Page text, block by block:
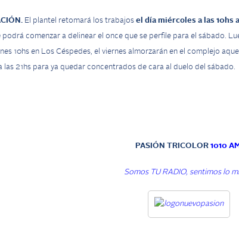
El plantel retomará los trabajosel día miércoles a las 10hs
podrá comenzar a delinear el once que se perfile para el sábado.
10hs en Los Céspedes, el viernes almorzarán en el complejo
las 21hs para ya quedar concentrados de cara al duelo del sábado.
PASIÓN TRICOLOR 1010 AM
Somos TU RADIO, sentimos lo